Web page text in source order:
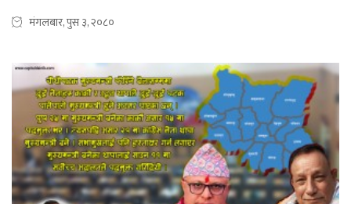
मंगलबार, पुस ३, २०८०